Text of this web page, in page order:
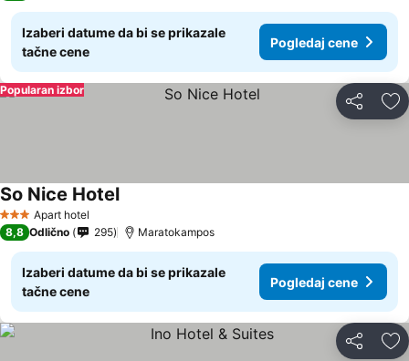
Izaberi datume da bi se prikazale
tačne cene
Pogledaj cene
Deli
Popularan izbor
3 ZvezdiceApart hotel
So Nice HotelPogledaj cene
8,8 Odlično 295 Maratokampos
Izaberi datume da bi se prikazale
tačne cene
Pogledaj cene
Deli